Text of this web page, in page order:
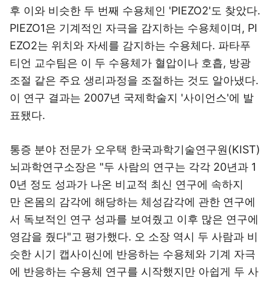
후 이와 비슷한 두 번째 수용체인 'PIEZO2'도 찾았다.
PIEZO1은 기계적인 자극을 감지하는 수용체이며, PI
EZO2는 위치와 자세를 감지하는 수용체다. 파타푸
티언 교수팀은 이 두 수용체가 혈압이나 호흡, 방광
조절 같은 주요 생리과정을 조절하는 것도 알아냈다.
이 연구 결과는 2007년 국제학술지 '사이언스'에 발
표됐다.
통증 분야 전문가 오우택 한국과학기술연구원(KIST)
뇌과학연구소장은 "두 사람의 연구는 각각 20년과 1
0년 정도 성과가 나온 비교적 최신 연구에 속하지
만 온몸의 감각에 해당하는 체성감각에 관한 연구에
서 독보적인 연구 성과를 보여줬고 이후 많은 연구에
영감을 줬다"고 평가했다. 오 소장 역시 두 사람과 비
슷한 시기 캡사이신에 반응하는 수용체와 기계 자극
에 반응하는 수용체 연구를 시작했지만 아쉽게 두 사